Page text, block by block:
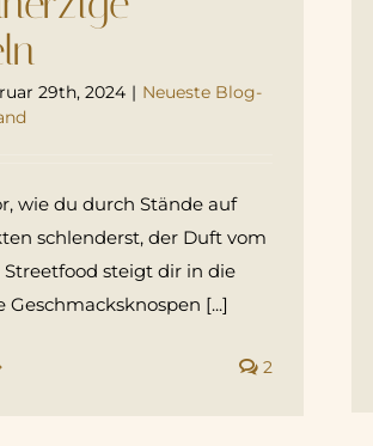
29th, 2024 | Neueste Blog-
wie du durch Stände auf
schlenderst, der Duft vom
steigt dir in die
Geschmacksknospen [...]
2